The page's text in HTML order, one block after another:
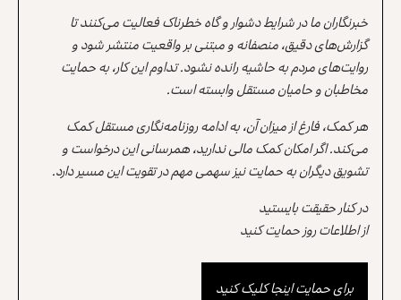
خبرنگاران ما در شرایط دشوار و گاه خطرناک فعالیت می‌کنند تا
گزارش‌های دقیق، منصفانه و مبتنی بر واقعیت منتشر شود و
روایت‌های مردم به حاشیه رانده نشود. تداوم این کار، به حمایت
مخاطبان و حامیان مستقل وابسته است.
هر کمک، فارغ از میزان آن، به ادامه روزنامه‌نگاری مستقل کمک
می‌کند. اگر امکان کمک مالی ندارید، همرسانی این درخواست و
تشویق دیگران به حمایت نیز سهمی مهم در تقویت این مسیر دارد.
در کنار حقیقت بایستید
از اطلاعات روز حمایت کنید
برای حمایت اینجا کلیک کنید